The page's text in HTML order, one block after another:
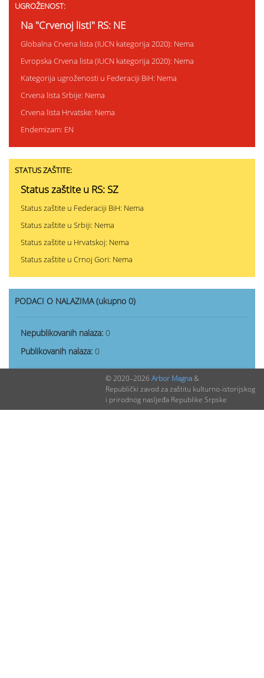
UGROŽENOST:
Na "Crvenoj listi" RS: NE
Globalna Crvena lista (IUCN kategorija 2020): Nema
Evropska Crvena lista (IUCN kategorija 2020): Nema
Kategorija ugroženosti u Federaciji BiH: Nema
Crvena lista Srbije: Nema
Crvena lista Hrvatske: Nema
Endemizam: EN
STATUS ZAŠTITE:
Status zaštite u RS: SZ
Status zaštite u Federaciji BiH: Nema
Status zaštite u Srbiji: Nema
Status zaštite u Hrvatskoj: Nema
Status zaštite u Crnoj Gori: Nema
PODACI O NALAZIMA (ukupno 0)
Nepublikovanih nalaza: 0
Publikovanih nalaza: 0
© 2020–2026 Arbor Magna&
Republički zavod za zaštitu kulturno-istorijskog
i prirodnog nasljeđa Republike Srpske